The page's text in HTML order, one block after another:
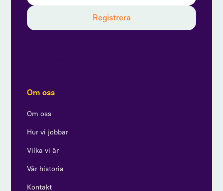
Om oss
Om oss
Hur vi jobbar
Vilka vi är
Vår historia
Kontakt